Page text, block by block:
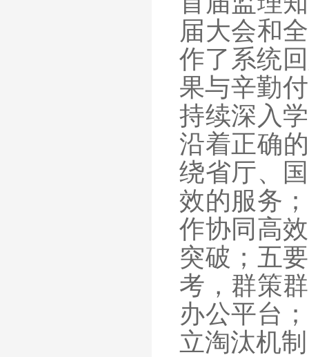
届大会和
作了系统
果与辛勤
持续深入
沿着正确
绕省厅、
效的服务
作协同高效
突破 ；五
考，群策
办公平台
立淘汰机